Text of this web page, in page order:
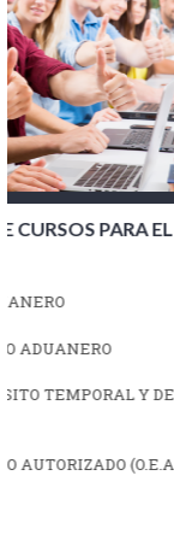
LA
¿QUÉ ES
DEL
La
Los
Los
en
a la